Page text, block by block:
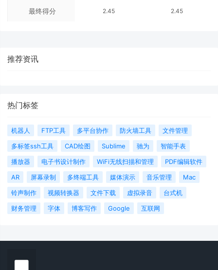
最终得分 2.45 2.45
推荐资讯
热门标签
机器人 FTP工具 多平台协作 防火墙工具
文件管理
多标签ssh工具
CAD绘图 Sublime 驰为
智能手表
播放器
电子书设计制作 WiFi无线扫描和管理
PDF编辑软件
AR
屏幕录制 多终端工具 媒体演示 音乐管理
Mac
铃声制作
视频转换器 文件下载 虚拟录音
台式机
财务管理
字体 博客写作 Google 互联网